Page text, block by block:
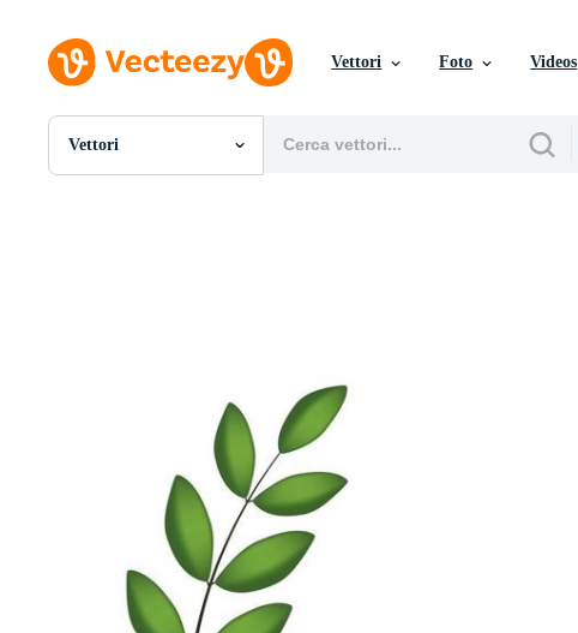
Vettori Foto Videos
Vettori
Tutte Immagini
Immagini Editoriali
Eventi Editoriali